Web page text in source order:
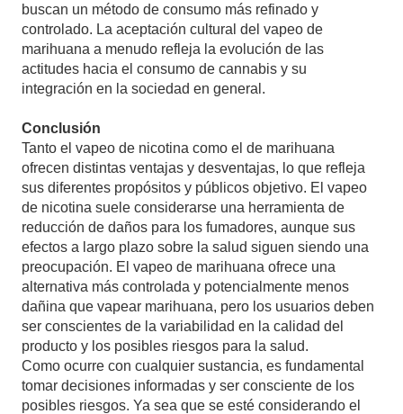
buscan un método de consumo más refinado y
controlado. La aceptación cultural del vapeo de
marihuana a menudo refleja la evolución de las
actitudes hacia el consumo de cannabis y su
integración en la sociedad en general.
Conclusión
Tanto el vapeo de nicotina como el de marihuana
ofrecen distintas ventajas y desventajas, lo que refleja
sus diferentes propósitos y públicos objetivo. El vapeo
de nicotina suele considerarse una herramienta de
reducción de daños para los fumadores, aunque sus
efectos a largo plazo sobre la salud siguen siendo una
preocupación. El vapeo de marihuana ofrece una
alternativa más controlada y potencialmente menos
dañina que vapear marihuana, pero los usuarios deben
ser conscientes de la variabilidad en la calidad del
producto y los posibles riesgos para la salud.
Como ocurre con cualquier sustancia, es fundamental
tomar decisiones informadas y ser consciente de los
posibles riesgos. Ya sea que se esté considerando el